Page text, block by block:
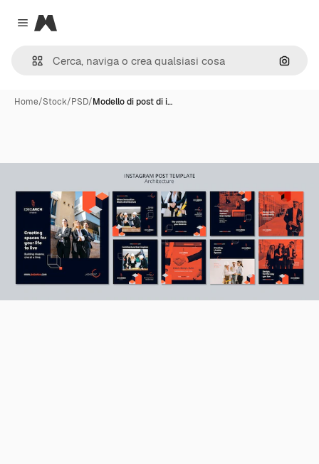
Close menu
Magnific
Cerca
Home/Stock/PSD/Modello di post di i…